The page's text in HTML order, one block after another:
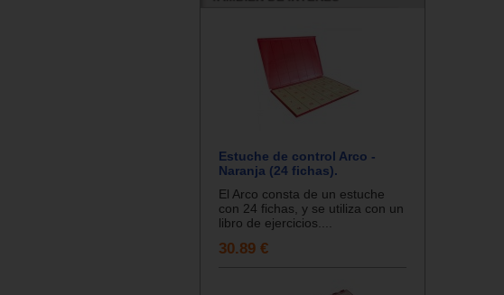
Estuche de control Arco -
Naranja (24 fichas).
El Arco consta de un estuche
con 24 fichas, y se utiliza con un
libro de ejercicios....
30.89 €